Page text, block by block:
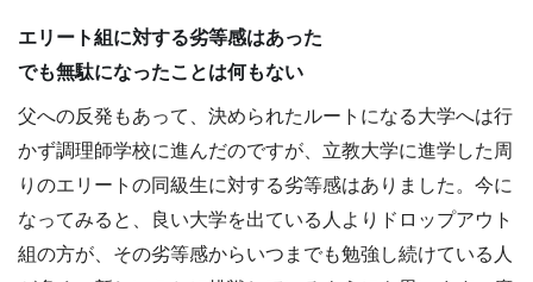
エリート組に対する劣等感はあった
でも無駄になったことは何もない
父への反発もあって、決められたルートになる大学へは行
かず調理師学校に進んだのですが、立教大学に進学した周
りのエリートの同級生に対する劣等感はありました。今に
なってみると、良い大学を出ている人よりドロップアウト
組の方が、その劣等感からいつまでも勉強し続けている人